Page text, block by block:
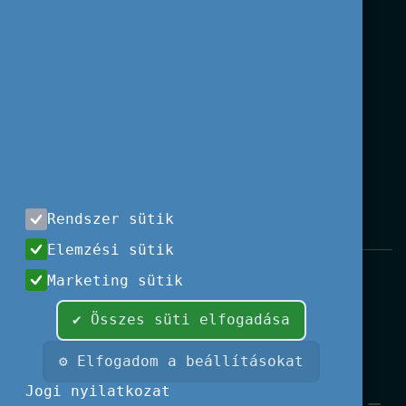
Impresszum |Használati feltételek
Adatvédelem|Kapcsolat
Minden jog fenntartva, 2026 © Tempus
Közalapítvány
Rendszer sütik
Elemzési sütik
Marketing sütik
✔ Összes süti elfogadása
⚙ Elfogadom a beállításokat
Jogi nyilatkozat